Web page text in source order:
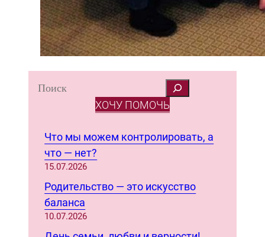
S
ХОЧУ ПОМОЧЬ
Что мы можем контролировать, а
что — нет?
15.07.2026
Родительство — это искусство
баланса
10.07.2026